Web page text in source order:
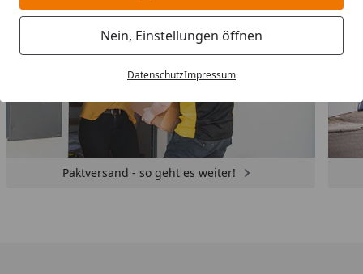
Nein, Einstellungen öffnen
DatenschutzImpressum
Paktversand - so geht es weiter!